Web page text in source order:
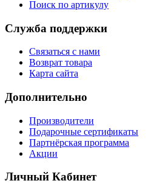
Поиск по артикулу
Служба поддержки
Связаться с нами
Возврат товара
Карта сайта
Дополнительно
Производители
Подарочные сертификаты
Партнёрская программа
Акции
Личный Кабинет